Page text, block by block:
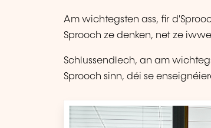
Am wichtegsten ass, fir
Sprooch ze denken, net ze
Schlussendlech, an am
Sprooch sinn, déi se